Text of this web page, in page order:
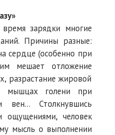
зарядки многие
Причины разные:
сердце (особенно при
мешает отложение
разрастание жировой
голени при
вен... Столкнувшись
человек
мысль о выполнении